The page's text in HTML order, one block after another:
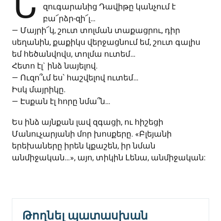
զուգարանից Դավիթը կանչում է
բա՜րձր-զի՜լ…
— Մայրի՜կ, շուտ տոլման տաքացրու, դիր
սեղանին, քաքիկս վերջացնում եմ, շուտ գալիս
եմ հեծանվովս, տոլմա ուտեմ…
Հետո էլ` ինձ նայելով.
— Ուզո՞ւմ ես՝ հաշվելով ուտեմ…
Իսկ մայրիկը.
— Էսքան էլ հորը նմա՞ն…
Ես ինձ այնքան լավ զգացի, ու հիշեցի
Մանուչարյանի մոր խոսքերը. «Բլեյանի
երեխաները իրեն կքաշեն, իր նման
անմիջական…», այո, տիկին Լենա, անմիջական:
Թողնել պատասխան